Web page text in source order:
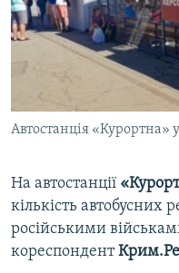
ВІДЕОУРОКИ «ELIFBE»
СВІДЧЕННЯ ОКУПАЦІЇ
УКРАЇНСЬКА ПРОБЛЕМА
ІНФОГРАФІКА
Русский
Qırımtatar
Усі сайти RFE/RL
Автостанція «Курортна»
На автостанції
кількість автобусних
російськими
кореспондент